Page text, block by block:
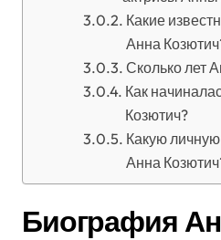
Какие
Анна
Сколько лет
Как
Козютич?
Какую
Анна
Биография